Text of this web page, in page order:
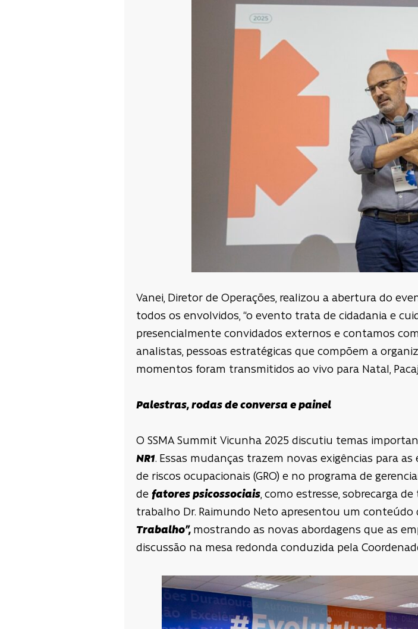
Vanei, Diretor de Operações, realizou a abertura do
todos os envolvidos, “o evento trata de cidadania e
presencialmente convidados externos e contamos
analistas, pessoas estratégicas que compõem a
momentos foram transmitidos ao vivo para Natal,
Palestras, rodas de conversa e painel
O SSMA Summit Vicunha 2025 discutiu temas
NR1. Essas mudanças trazem novas exigências para
de riscos ocupacionais (GRO) e no programa de
de fatores psicossociais, como estresse, sobrecarga
trabalho Dr. Raimundo Neto apresentou um conteúdo
Trabalho”, mostrando as novas abordagens que as
discussão na mesa redonda conduzida pela